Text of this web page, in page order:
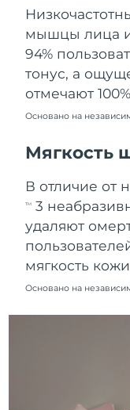
мышцы лица
94%
тонус, а
отмечают
Основано на
Мягкость
В отличие от
TM
3
удаляют
мягкость
Основано на
Пуэрто-Рико
Катар
Румыния
Россия
Саудовская